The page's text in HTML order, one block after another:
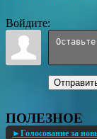
Войдите:
ПОЛЕЗНОЕ
►Голосование за